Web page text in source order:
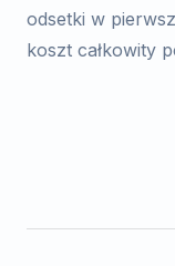
odsetki w
koszt całkowity